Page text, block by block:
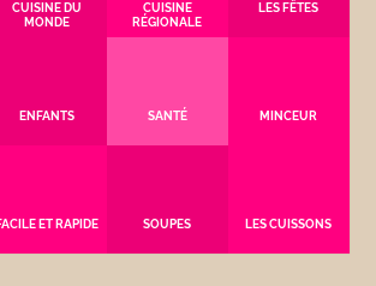
CUISINE DU
MONDE
CUISINE
RÉGIONALE
LES FÊTES
ENFANTS SANTÉ MINCEUR
ET RAPIDE SOUPES LES CUISSONS